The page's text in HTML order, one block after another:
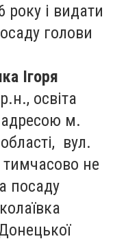
року і видати
голови
Ігоря
освіта
м.
вул.
не
посаду